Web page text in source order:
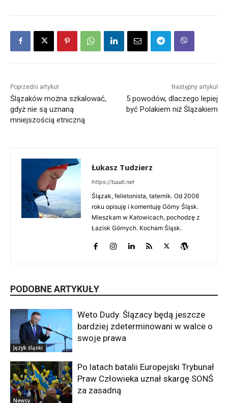
Poprzedni artykuł
Ślązaków można szkalować,
gdyż nie są uznaną
mniejszością etniczną
Następny artykuł
5 powodów, dlaczego lepiej
być Polakiem niż Ślązakiem
Łukasz Tudzierz
https://tuudi.net
Ślązak, felietonista, taternik. Od 2006
roku opisuję i komentuję Górny Śląsk.
Mieszkam w Katowicach, pochodzę z
Łazisk Górnych. Kocham Śląsk.
PODOBNE ARTYKUŁY
Język śląski
Weto Dudy. Ślązacy będą jeszcze
bardziej zdeterminowani w walce o
swoje prawa
Newsy
Po latach batalii Europejski Trybunał
Praw Człowieka uznał skargę SONŚ
za zasadną